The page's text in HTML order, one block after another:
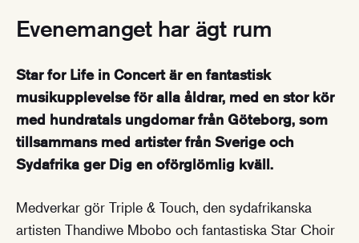
Evenemanget har ägt rum
Star for Life in Concert är en fantastisk
musikupplevelse för alla åldrar, med en stor kör
med hundratals ungdomar från Göteborg, som
tillsammans med artister från Sverige och
Sydafrika ger Dig en oförglömlig kväll.
Medverkar gör Triple & Touch, den sydafrikanska
artisten Thandiwe Mbobo och fantastiska Star Choir